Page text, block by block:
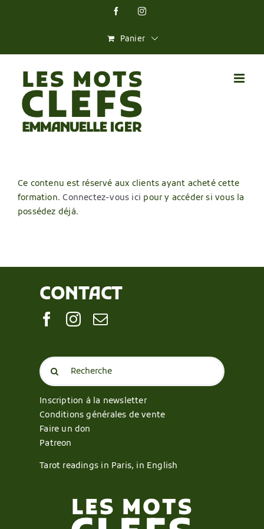
FacebookInstagram
Panier
Ce contenu est réservé aux clients ayant acheté cette
formation.Connectez-vous ici pour y accéder si vous la
possédez déjà.
CONTACT
Search
for:
Inscription à la newsletter
Conditions générales de vente
Faire un don
Patreon
Tarot readings in Paris, in English